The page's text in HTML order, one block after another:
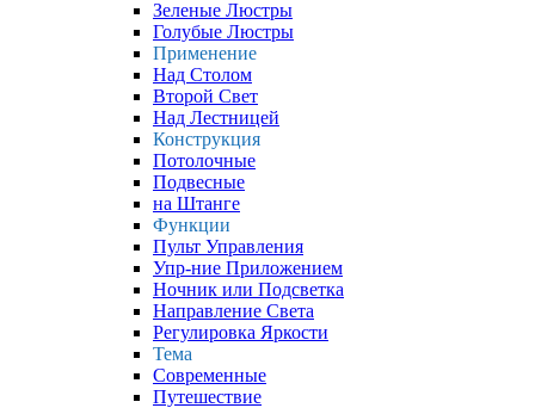
Зеленые Люстры
Голубые Люстры
Применение
Над Столом
Второй Свет
Над Лестницей
Конструкция
Потолочные
Подвесные
на Штанге
Функции
Пульт Управления
Упр-ние Приложением
Ночник или Подсветка
Направление Света
Регулировка Яркости
Тема
Современные
Путешествие